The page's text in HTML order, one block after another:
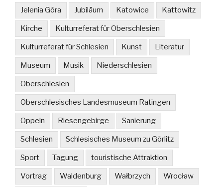
Jelenia Góra Jubiläum Katowice Kattowitz
Kirche Kulturreferat für Oberschlesien
Kulturreferat für Schlesien Kunst Literatur
Museum Musik Niederschlesien
Oberschlesien
Oberschlesisches Landesmuseum Ratingen
Oppeln Riesengebirge Sanierung
Schlesien Schlesisches Museum zu Görlitz
Sport Tagung touristische Attraktion
Vortrag Waldenburg Wałbrzych Wrocław